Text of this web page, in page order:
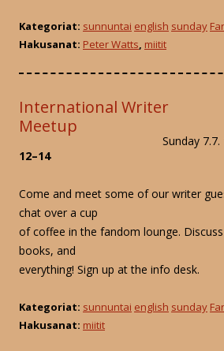
Kategoriat: sunnuntai english sunday
Hakusanat: Peter Watts, miitit
International Writer
Meetup
Sunday 7.7.
12–14
Come and meet some of our writer
chat over a cup
of coffee in the fandom lounge.
books, and
everything! Sign up at the info desk.
Kategoriat: sunnuntai english sunday
Hakusanat: miitit